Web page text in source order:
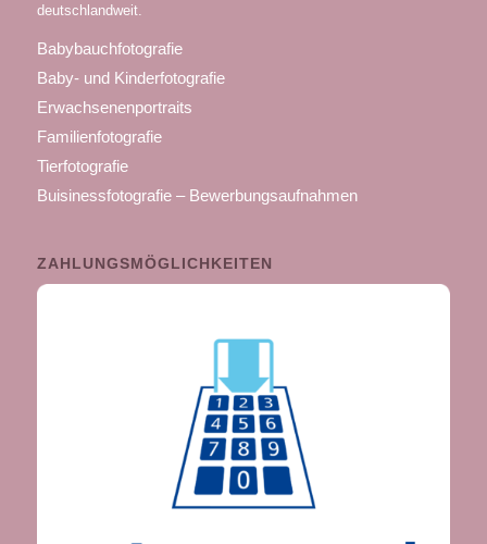
deutschlandweit.
Babybauchfotografie
Baby- und Kinderfotografie
Erwachsenenportraits
Familienfotografie
Tierfotografie
Buisinessfotografie – Bewerbungsaufnahmen
ZAHLUNGSMÖGLICHKEITEN